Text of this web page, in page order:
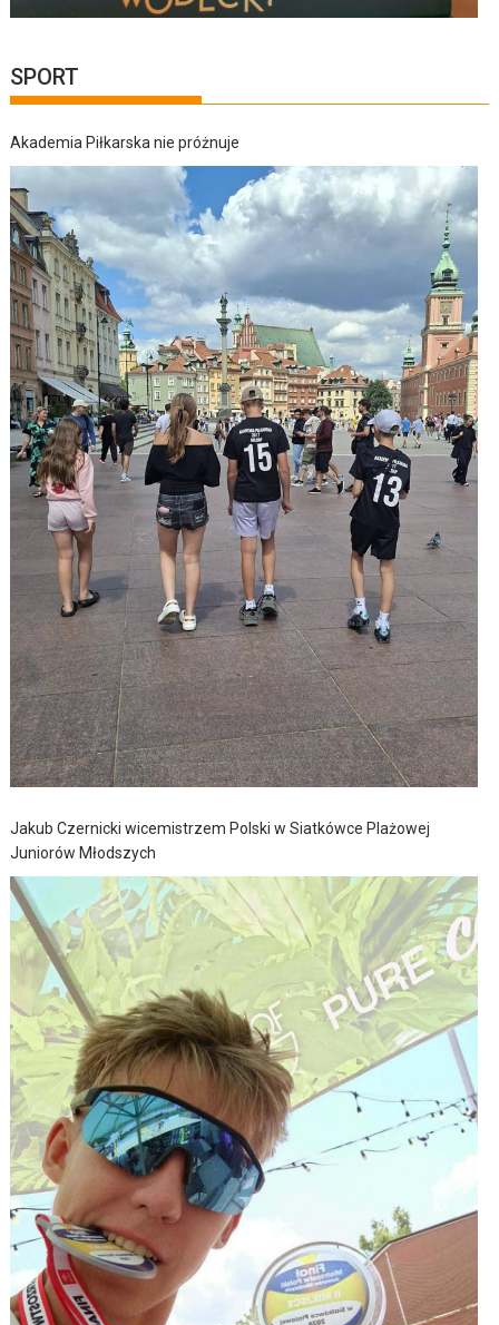
SPORT
Akademia Piłkarska nie próżnuje
Jakub Czernicki wicemistrzem Polski w Siatkówce Plażowej
Juniorów Młodszych